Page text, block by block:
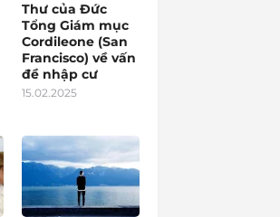
Thư của Đức
Tổng Giám mục
Cordileone (San
Francisco) về vấn
đề nhập cư
15.02.2025